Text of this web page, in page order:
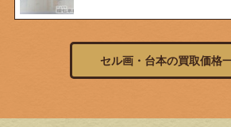
セル画・台本の買取価格